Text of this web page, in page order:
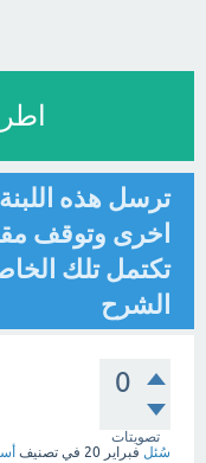
ترسل هذه
اخرى وتوقف
تكتمل تلك
الشرح
0
تصويتات
سُئل فبراير 20 في تصنيف